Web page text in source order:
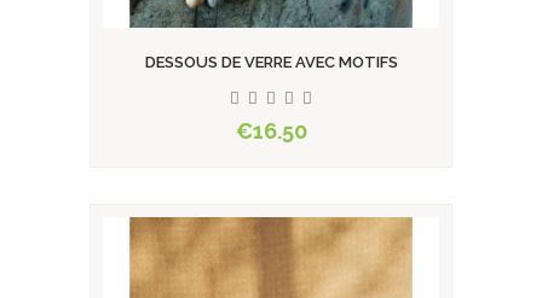
DESSOUS DE VERRE AVEC MOTIFS
€16.50